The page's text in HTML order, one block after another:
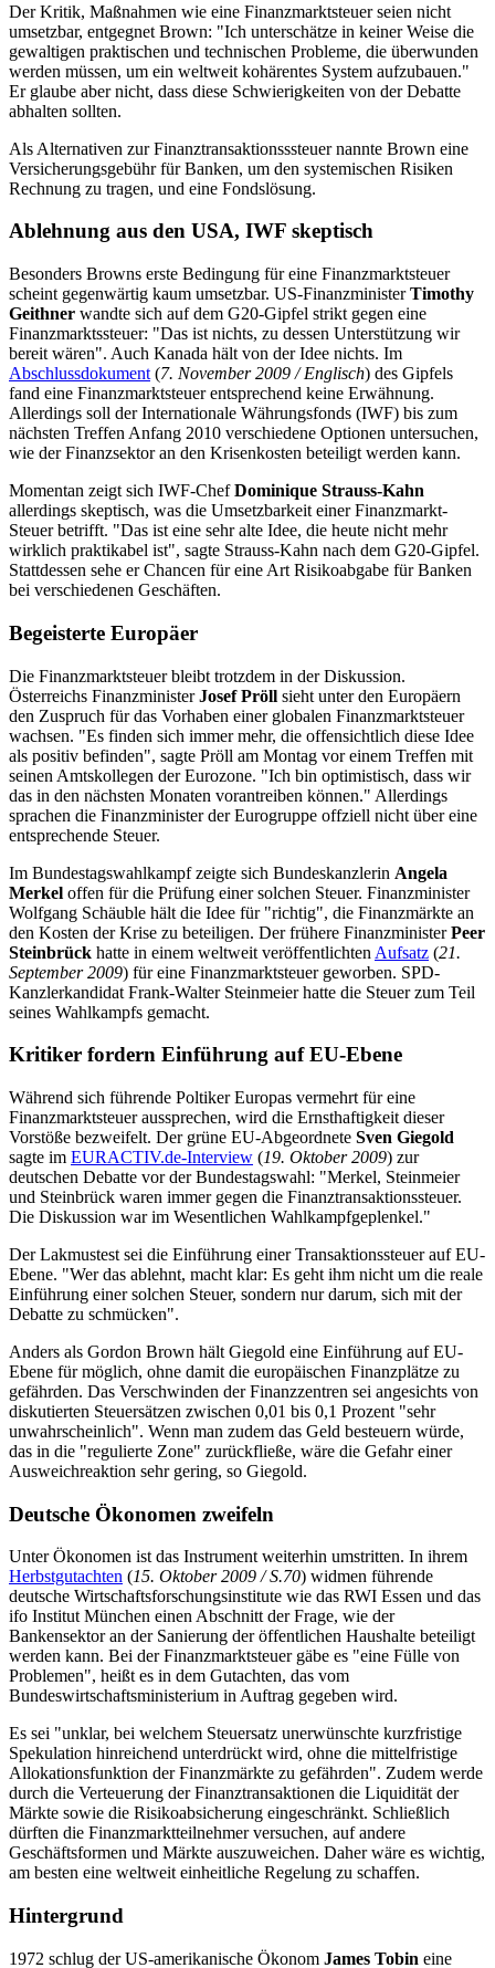
Der Kritik, Maßnahmen wie eine Finanzmarktsteuer seien nicht
umsetzbar, entgegnet Brown: "Ich unterschätze in keiner Weise die
gewaltigen praktischen und technischen Probleme, die überwunden
werden müssen, um ein weltweit kohärentes System aufzubauen."
Er glaube aber nicht, dass diese Schwierigkeiten von der Debatte
abhalten sollten.
Als Alternativen zur Finanztransaktionsssteuer nannte Brown eine
Versicherungsgebühr für Banken, um den systemischen Risiken
Rechnung zu tragen, und eine Fondslösung.
Ablehnung aus den USA, IWF skeptisch
Besonders Browns erste Bedingung für eine Finanzmarktsteuer
scheint gegenwärtig kaum umsetzbar. US-FinanzministerTimothy
Geithner wandte sich auf dem G20-Gipfel strikt gegen eine
Finanzmarktssteuer: "Das ist nichts, zu dessen Unterstützung wir
bereit wären". Auch Kanada hält von der Idee nichts. Im
Abschlussdokument (7. November 2009 / Englisch) des Gipfels
fand eine Finanzmarktsteuer entsprechend keine Erwähnung.
Allerdings soll der Internationale Währungsfonds (IWF) bis zum
nächsten Treffen Anfang 2010 verschiedene Optionen untersuchen,
wie der Finanzsektor an den Krisenkosten beteiligt werden kann.
Momentan zeigt sich IWF-ChefDominique Strauss-Kahn
allerdings skeptisch, was die Umsetzbarkeit einer Finanzmarkt-
Steuer betrifft. "Das ist eine sehr alte Idee, die heute nicht mehr
wirklich praktikabel ist", sagte Strauss-Kahn nach dem G20-Gipfel.
Stattdessen sehe er Chancen für eine Art Risikoabgabe für Banken
bei verschiedenen Geschäften.
Begeisterte Europäer
Die Finanzmarktsteuer bleibt trotzdem in der Diskussion.
Österreichs FinanzministerJosef Pröll sieht unter den Europäern
den Zuspruch für das Vorhaben einer globalen Finanzmarktsteuer
wachsen. "Es finden sich immer mehr, die offensichtlich diese Idee
als positiv befinden", sagte Pröll am Montag vor einem Treffen mit
seinen Amtskollegen der Eurozone. "Ich bin optimistisch, dass wir
das in den nächsten Monaten vorantreiben können." Allerdings
sprachen die Finanzminister der Eurogruppe offziell nicht über eine
entsprechende Steuer.
Im Bundestagswahlkampf zeigte sich Bundeskanzlerin Angela
Merkel offen für die Prüfung einer solchen Steuer. Finanzminister
Wolfgang Schäuble hält die Idee für "richtig", die Finanzmärkte an
den Kosten der Krise zu beteiligen. Der frühere FinanzministerPeer
Steinbrück hatte in einem weltweit veröffentlichten Aufsatz (21.
September 2009) für eine Finanzmarktsteuer geworben. SPD-
Kanzlerkandidat Frank-Walter Steinmeier hatte die Steuer zum Teil
seines Wahlkampfs gemacht.
Kritiker fordern Einführung auf EU-Ebene
Während sich führende Poltiker Europas vermehrt für eine
Finanzmarktsteuer aussprechen, wird die Ernsthaftigkeit dieser
Vorstöße bezweifelt. Der grüne EU-Abgeordnete Sven Giegold
sagte im EURACTIV.de-Interview (19. Oktober 2009) zur
deutschen Debatte vor der Bundestagswahl: "Merkel, Steinmeier
und Steinbrück waren immer gegen die Finanztransaktionssteuer.
Die Diskussion war im Wesentlichen Wahlkampfgeplenkel."
Der Lakmustest sei die Einführung einer Transaktionssteuer auf EU-
Ebene. "Wer das ablehnt, macht klar: Es geht ihm nicht um die reale
Einführung einer solchen Steuer, sondern nur darum, sich mit der
Debatte zu schmücken".
Anders als Gordon Brown hält Giegold eine Einführung auf EU-
Ebene für möglich, ohne damit die europäischen Finanzplätze zu
gefährden. Das Verschwinden der Finanzzentren sei angesichts von
diskutierten Steuersätzen zwischen 0,01 bis 0,1 Prozent "sehr
unwahrscheinlich". Wenn man zudem das Geld besteuern würde,
das in die "regulierte Zone" zurückfließe, wäre die Gefahr einer
Ausweichreaktion sehr gering, so Giegold.
Deutsche Ökonomen zweifeln
Unter Ökonomen ist das Instrument weiterhin umstritten. In ihrem
Herbstgutachten (15. Oktober 2009 / S.70) widmen führende
deutsche Wirtschaftsforschungsinstitute wie das RWI Essen und das
ifo Institut München einen Abschnitt der Frage, wie der
Bankensektor an der Sanierung der öffentlichen Haushalte beteiligt
werden kann. Bei der Finanzmarktsteuer gäbe es "eine Fülle von
Problemen", heißt es in dem Gutachten, das vom
Bundeswirtschaftsministerium in Auftrag gegeben wird.
Es sei "unklar, bei welchem Steuersatz unerwünschte kurzfristige
Spekulation hinreichend unterdrückt wird, ohne die mittelfristige
Allokationsfunktion der Finanzmärkte zu gefährden". Zudem werde
durch die Verteuerung der Finanztransaktionen die Liquidität der
Märkte sowie die Risikoabsicherung eingeschränkt. Schließlich
dürften die Finanzmarktteilnehmer versuchen, auf andere
Geschäftsformen und Märkte auszuweichen. Daher wäre es wichtig,
am besten eine weltweit einheitliche Regelung zu schaffen.
Hintergrund
1972 schlug der US-amerikanische Ökonom James Tobin eine